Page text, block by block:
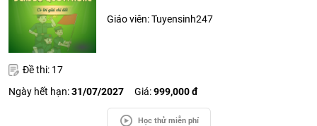
Giáo viên: Tuyensinh247
Đề thi: 17
Ngày hết hạn:31/07/2027 Giá:999,000 đ
Học thử miễn phí